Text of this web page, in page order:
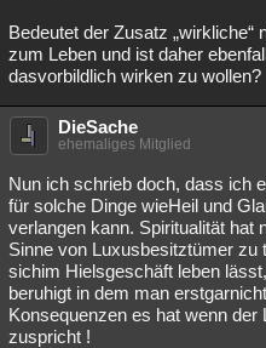
Bedeutet der Zusatz
zum Leben und ist daher
dasvorbildlich wirken zu wollen?
DieSache
ehemaliges Mitglied
Nun ich schrieb doch, dass ich
für solche Dinge wieHeil und
verlangen kann. Spiritualität hat
Sinne von Luxusbesitztümer zu
sichim Hielsgeschäft leben
beruhigt in dem man
Konsequenzen es hat wenn
zuspricht !